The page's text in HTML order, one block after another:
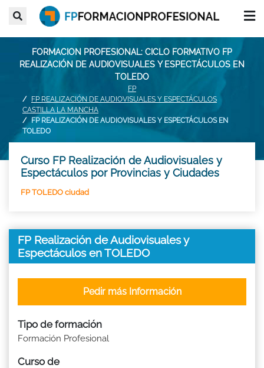
FORMACION PROFESIONAL: CICLO FORMATIVO FP
REALIZACIÓN DE AUDIOVISUALES Y ESPECTÁCULOS EN
TOLEDO
FP
FP REALIZACIÓN DE AUDIOVISUALES Y ESPECTÁCULOS
CASTILLA LA MANCHA
FP REALIZACIÓN DE AUDIOVISUALES Y ESPECTÁCULOS EN
TOLEDO
Curso FP Realización de Audiovisuales y
Espectáculos por Provincias y Ciudades
FP TOLEDO ciudad
FP Realización de Audiovisuales y
Espectáculos en TOLEDO
Tipo de formación
Formación Profesional
Curso de
Pedir más Información